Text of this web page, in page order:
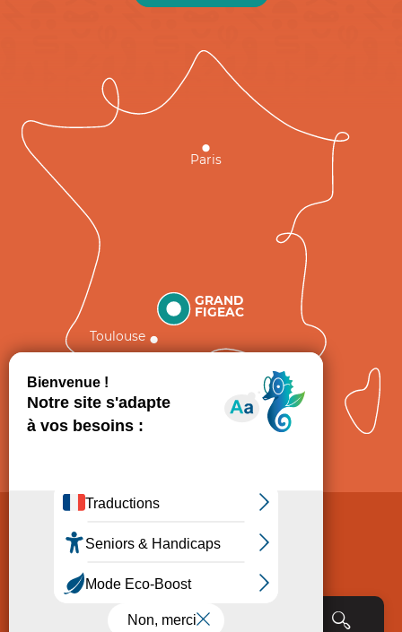
GRAND
FIGEAC
Toulouse
Paris
Politique de Protection des données
Consentement
Accessibilité : non conforme